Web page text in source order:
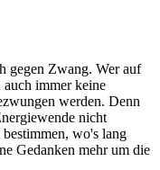
gegen Zwang. Wer auf
auch immer keine
werden. Denn
nicht
wo's lang
Gedanken mehr um die